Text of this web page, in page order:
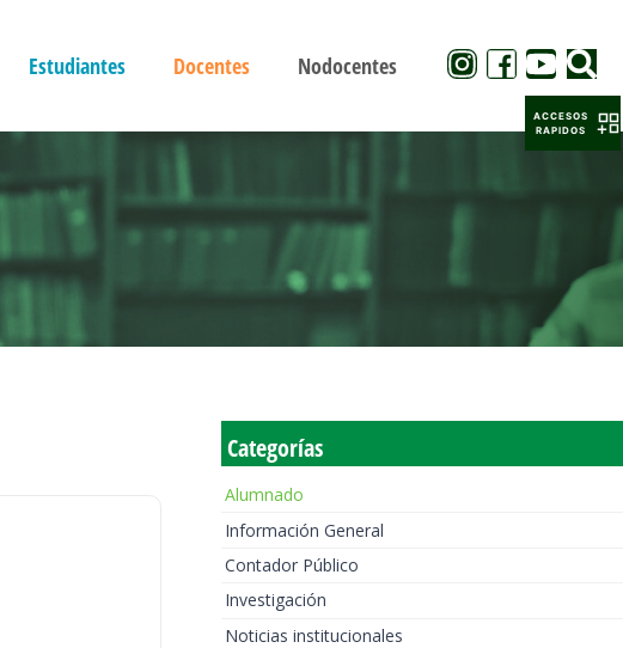
Estudiantes Docentes Nodocentes
Categorías
Alumnado
Información General
Contador Público
Investigación
Noticias institucionales
ACCESOS
RAPIDOS